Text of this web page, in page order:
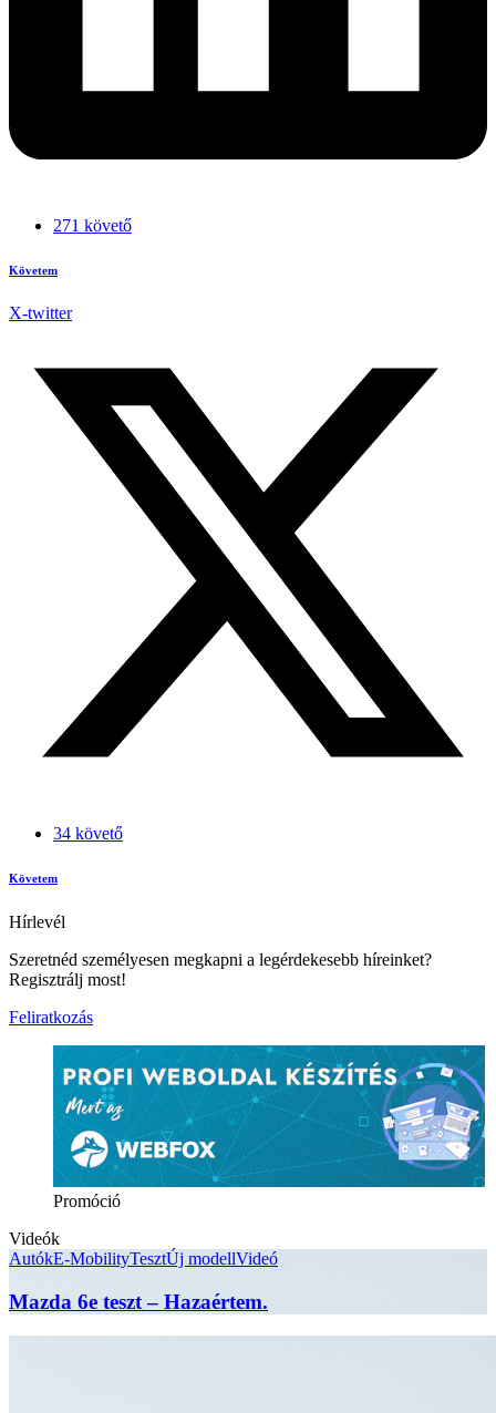
271 követő
Követem
X-twitter
34 követő
Követem
Hírlevél
Szeretnéd személyesen megkapni a legérdekesebb híreinket?
Regisztrálj most!
Feliratkozás
Promóció
Videók
AutókE-MobilityTesztÚj modellVideó
Mazda 6e teszt – Hazaértem.